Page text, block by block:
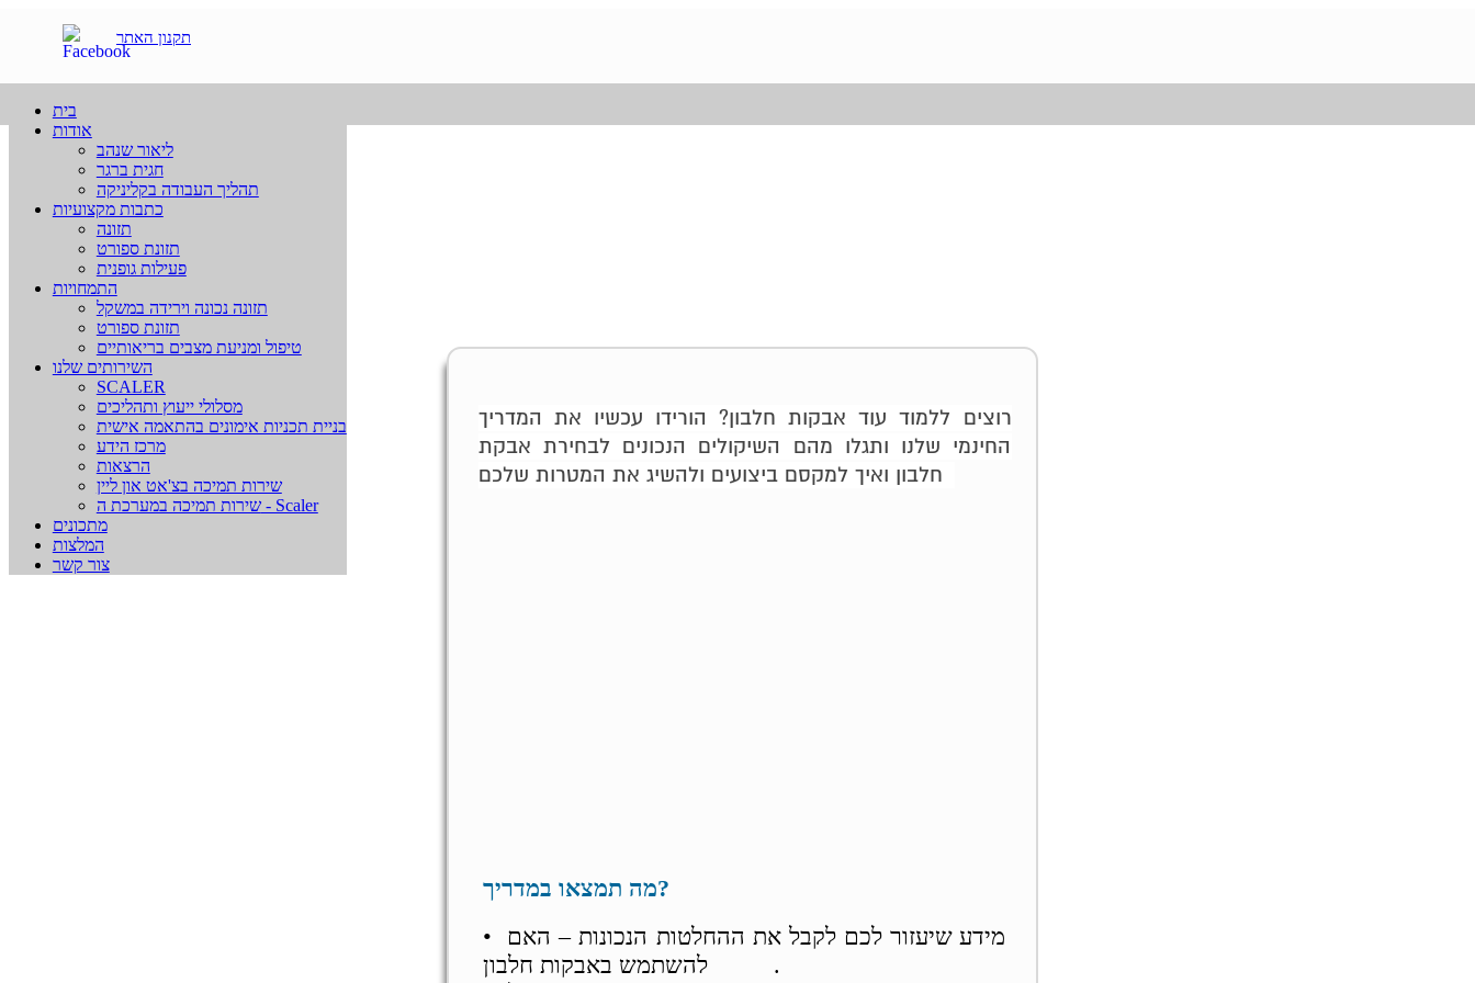
תקנון האתר
בית
אודות
ליאור שנהב
חגית ברגר
תהליך העבודה בקליניקה
כתבות מקצועיות
תזונה
תזונת ספורט
פעילות גופנית
התמחויות
תזונה נכונה וירידה במשקל
תזונת ספורט
טיפול ומניעת מצבים בריאותיים
השירותים שלנו
SCALER
מסלולי ייעוץ ותהליכים
בניית תכניות אימונים בהתאמה אישית
מרכז הידע
הרצאות
שירות תמיכה בצ'אט און ליין
שירות תמיכה במערכת ה - Scaler
מתכונים
המלצות
צור קשר
רוצים ללמוד עוד אבקות חלבון? הורידו עכשיו את המדריך
החינמי שלנו ותגלו מהם השיקולים הנכונים לבחירת אבקת
מה תמצאו במדריך?
• מידע שיעזור לכם לקבל את ההחלטות הנכונות – האם
להשתמש באבקות חלבון.